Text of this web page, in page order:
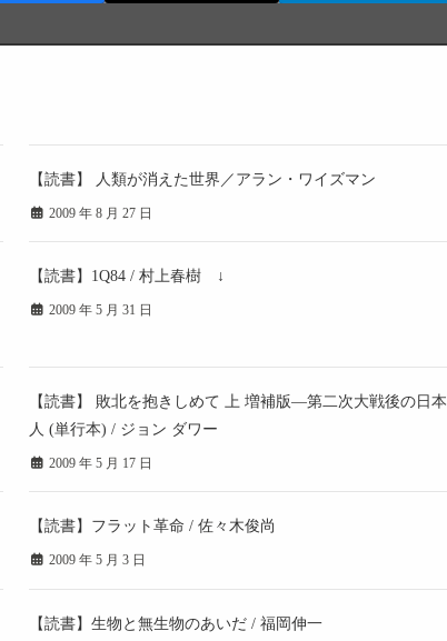
【読書】 人類が消えた世界／アラン・ワイズマン
2009 年 8 月 27 日
【読書】1Q84 / 村上春樹 ↓
2009 年 5 月 31 日
【読書】 敗北を抱きしめて 上 増補版—第二次大戦後の日本
人 (単行本) / ジョン ダワー
2009 年 5 月 17 日
【読書】フラット革命 / 佐々木俊尚
2009 年 5 月 3 日
【読書】生物と無生物のあいだ / 福岡伸一